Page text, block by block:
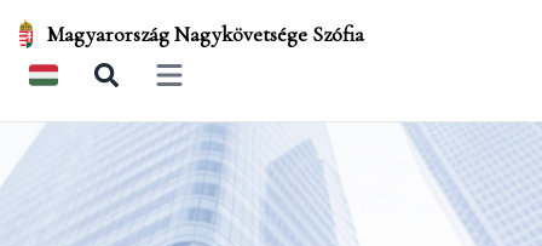
Magyarország Nagykövetsége Szófia
Open main menu